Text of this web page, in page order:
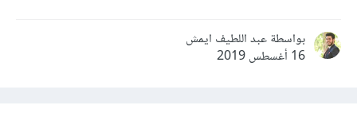
بواسطة عبد اللطيف ايمش
16 أغسطس 2019